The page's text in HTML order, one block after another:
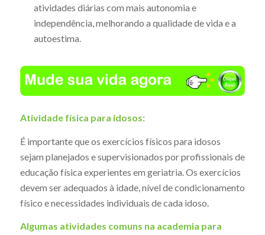
atividades diárias com mais autonomia e
independência, melhorando a qualidade de vida e a
autoestima.
Atividade física para idosos:
É importante que os exercícios físicos para idosos
sejam planejados e supervisionados por profissionais de
educação física experientes em geriatria. Os exercícios
devem ser adequados à idade, nível de condicionamento
físico e necessidades individuais de cada idoso.
Algumas atividades comuns na academia para